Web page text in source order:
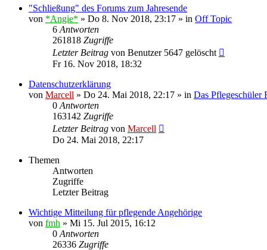
"Schließung" des Forums zum Jahresende
von *Angie* » Do 8. Nov 2018, 23:17 » in Off Topic
6 Antworten
261818 Zugriffe
Letzter Beitrag von Benutzer 5647 gelöscht
Fr 16. Nov 2018, 18:32
Datenschutzerklärung
von Marcell » Do 24. Mai 2018, 22:17 » in Das Pflegeschüler
0 Antworten
163142 Zugriffe
Letzter Beitrag von Marcell
Do 24. Mai 2018, 22:17
Themen
Antworten
Zugriffe
Letzter Beitrag
Wichtige Mitteilung für pflegende Angehörige
von fmh » Mi 15. Jul 2015, 16:12
0 Antworten
26336 Zugriffe